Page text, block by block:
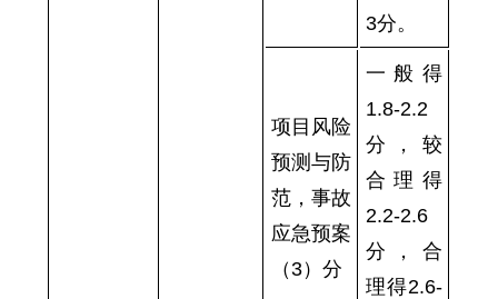
3分。
项目风险
预测与防
范，事故
应急预案
（3）分
一般得
1.8-2.2
分，较
合理得
2.2-2.6
分，合
理得2.6-